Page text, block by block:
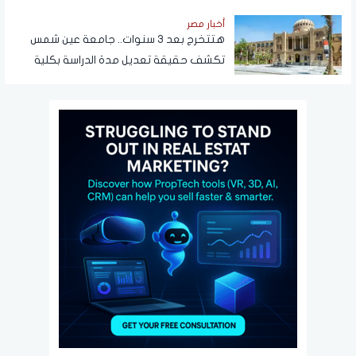
أخبار مصر
هتتخرج بعد 3 سنوات.. جامعة عين شمس
تكشف حقيقة تعديل مدة الدراسة بكلية